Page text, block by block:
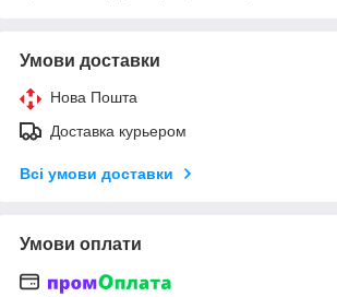
Умови доставки
Нова Пошта
Доставка курьером
Всі умови доставки
Умови оплати